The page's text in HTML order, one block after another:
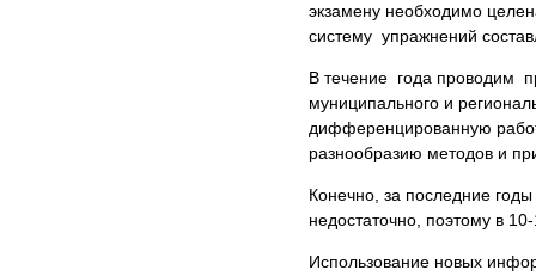
экзамену необходимо
систему упражнений
В течение года проводим
муниципального и
дифференцированную
разнообразию методов и
Конечно, за последние
недостаточно, поэтому в
Использование новых